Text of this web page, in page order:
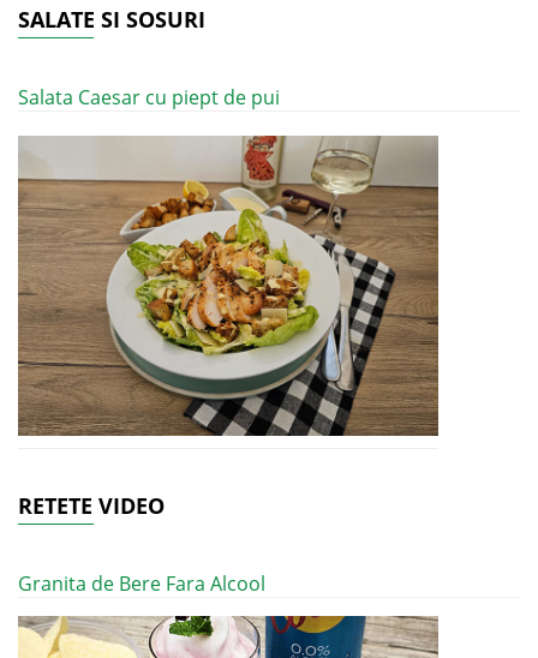
SALATE SI SOSURI
Salata Caesar cu piept de pui
RETETE VIDEO
Granita de Bere Fara Alcool